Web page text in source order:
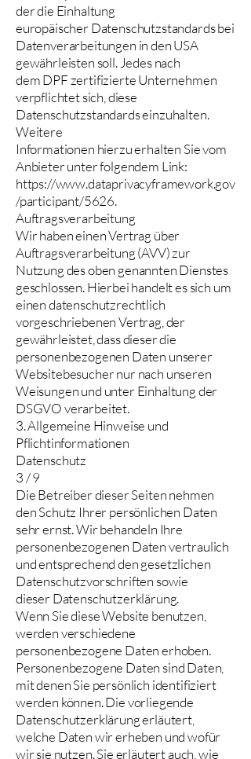
der die Einhaltung
europäischer Datenschutzstandards bei
Datenverarbeitungen in den USA
gewährleisten soll. Jedes nach
dem DPF zertifizierte Unternehmen
verpflichtet sich, diese
Datenschutzstandards einzuhalten.
Weitere
Informationen hierzu erhalten Sie vom
Anbieter unter folgendem Link:
https://www.dataprivacyframework.gov
/participant/5626.
Auftragsverarbeitung
Wir haben einen Vertrag über
Auftragsverarbeitung (AVV) zur
Nutzung des oben genannten Dienstes
geschlossen. Hierbei handelt es sich um
einen datenschutzrechtlich
vorgeschriebenen Vertrag, der
gewährleistet, dass dieser die
personenbezogenen Daten unserer
Websitebesucher nur nach unseren
Weisungen und unter Einhaltung der
DSGVO verarbeitet.
3. Allgemeine Hinweise und
Pflichtinformationen
Datenschutz
3 / 9
Die Betreiber dieser Seiten nehmen
den Schutz Ihrer persönlichen Daten
sehr ernst. Wir behandeln Ihre
personenbezogenen Daten vertraulich
und entsprechend den gesetzlichen
Datenschutzvorschriften sowie
dieser Datenschutzerklärung.
Wenn Sie diese Website benutzen,
werden verschiedene
personenbezogene Daten erhoben.
Personenbezogene Daten sind Daten,
mit denen Sie persönlich identifiziert
werden können. Die vorliegende
Datenschutzerklärung erläutert,
welche Daten wir erheben und wofür
wir sie nutzen. Sie erläutert auch, wie